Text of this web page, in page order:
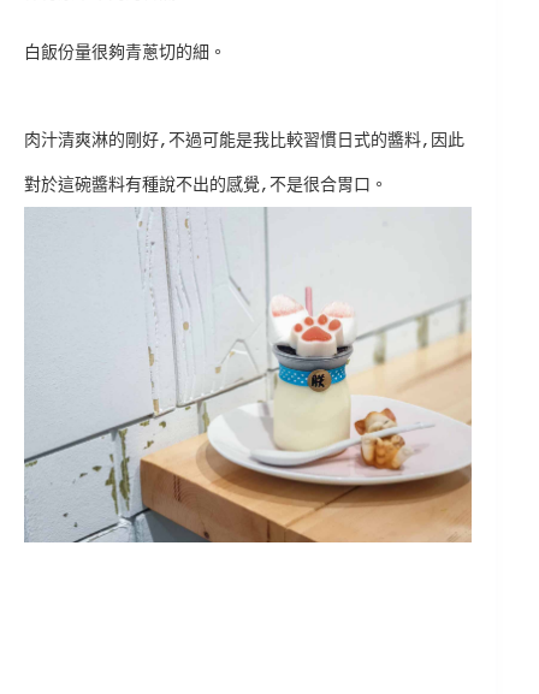
白飯份量很夠青蔥切的細。
肉汁清爽淋的剛好,不過可能是我比較習慣日式的醬料,因此
對於這碗醬料有種說不出的感覺,不是很合胃口 。